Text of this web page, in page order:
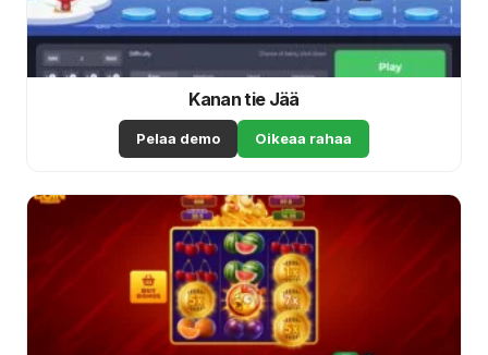
Kanan tie Jää
Pelaa demo Oikeaa rahaa